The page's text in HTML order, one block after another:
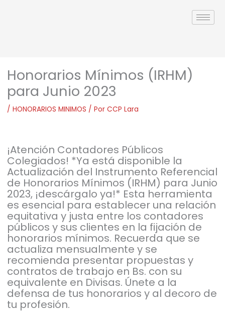
Honorarios Mínimos (IRHM)
para Junio 2023
/ HONORARIOS MINIMOS / Por CCP Lara
¡Atención Contadores Públicos
Colegiados! *Ya está disponible la
Actualización del Instrumento Referencial
de Honorarios Mínimos (IRHM) para Junio
2023, ¡descárgalo ya!* Esta herramienta
es esencial para establecer una relación
equitativa y justa entre los contadores
públicos y sus clientes en la fijación de
honorarios mínimos. Recuerda que se
actualiza mensualmente y se
recomienda presentar propuestas y
contratos de trabajo en Bs. con su
equivalente en Divisas. Únete a la
defensa de tus honorarios y al decoro de
tu profesión.